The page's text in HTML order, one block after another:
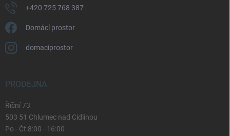
+420 725 768 387
Domácí prostor
domaciprostor
PRODEJNA
Říční 73
503 51 Chlumec nad Cidlinou
Po - Čt 8:00 - 16:00